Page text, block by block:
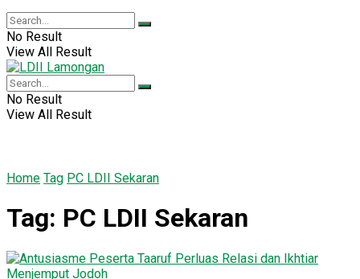
No Result
View All Result
No Result
View All Result
Home Tag PC LDII Sekaran
Tag: PC LDII Sekaran